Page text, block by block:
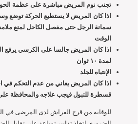
تجنب نوم المريض مباشرة على عظمة
اذا كان المريض لا يستطيع الحركة توضع
سمانة الرجل حتى مفصل الكاحل لمنع
الوقت
لمدة ١٠ ثوان
الإنتباه للجلد
اذا كان المريض يعاني من عدم التحكم في
قسطرة للتبول فيجب علاجه والمحافظة على
للوقاية من قرح الفراش لدى المرضى في